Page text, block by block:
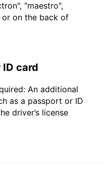
"maestro",
on the back of
card
An additional
as a passport or ID
driver’s license